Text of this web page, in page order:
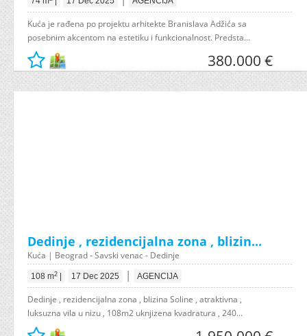
Kuća je rađena po projektu arhitekte Branislava Adžića sa
posebnim akcentom na estetiku i funkcionalnost. Predsta...
380.000 €
Dedinje , rezidencijalna zona , blizin...
Kuća | Beograd - Savski venac - Dedinje
108 m2 17 Dec 2025 | AGENCIJA
Dedinje , rezidencijalna zona , blizina Soline , atraktivna ,
luksuzna vila u nizu , 108m2 uknjizena kvadratura , 240...